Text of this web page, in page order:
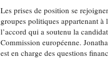
Les prises de position se
groupes politiques appartenant à
l’accord qui a soutenu la
Commission européenne.
est en charge des questions